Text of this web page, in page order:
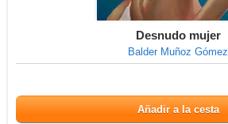
Desnudo mujer
Balder Muñoz Gómez
Añadir a la cesta